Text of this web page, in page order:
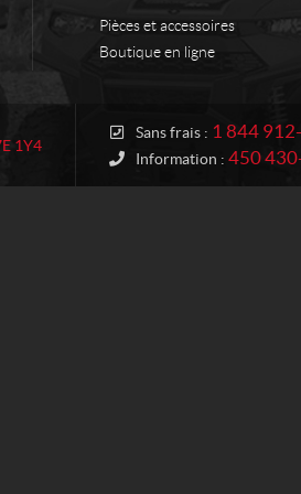
Pièces et accessoires
Boutique en ligne
1Y4
Sans frais : 1 844
Information : 450